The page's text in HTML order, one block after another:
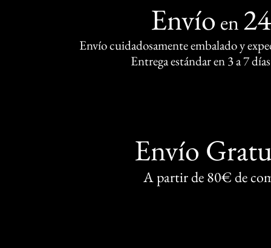
Envío en
Envío cuidadosamente embalado y
Entrega estándar en 3 a 7
Envío
A partir de 80€ de